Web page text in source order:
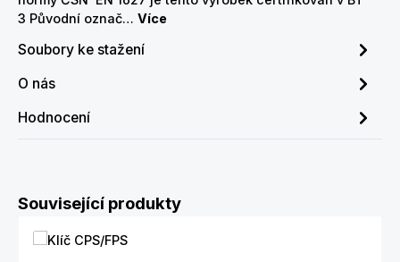
3 Původní označ… Více
Soubory ke stažení
O nás
Hodnocení
Přeskočit galerii produktů
Související produkty